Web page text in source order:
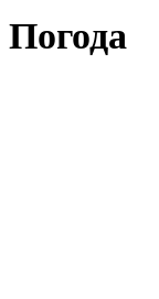
Погода